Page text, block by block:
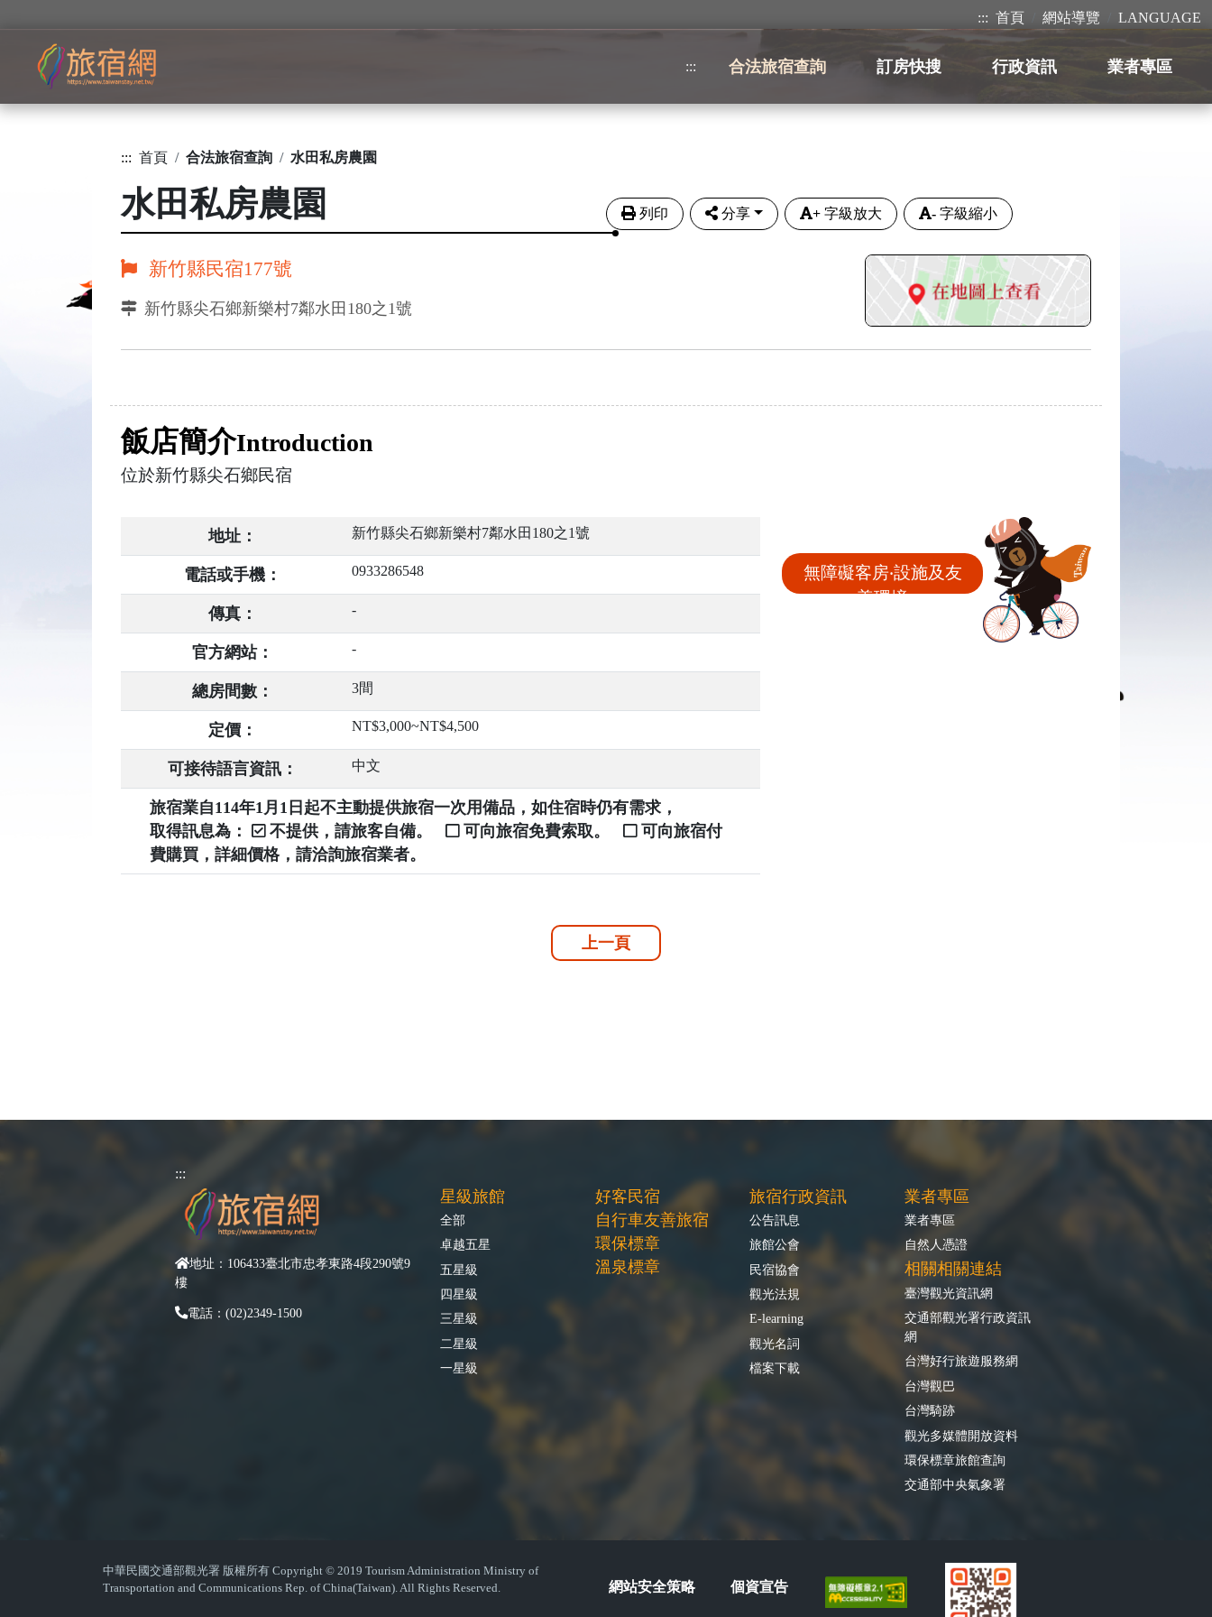
::: 首頁 網站導覽 LANGUAGE
::: 合法旅宿查詢 訂房快搜 行政資訊 業者專區
::: 首頁 合法旅宿查詢 水田私房農園
水田私房農園 列印 分享 + 字級放大 - 字級縮小
新竹縣民宿177號
新竹縣尖石鄉新樂村7鄰水田180之1號
飯店簡介Introduction
位於新竹縣尖石鄉民宿
地址： 新竹縣尖石鄉新樂村7鄰水田180之1號
電話或手機： 0933286548
傳真： -
官方網站： -
總房間數： 3間
定價： NT$3,000~NT$4,500
可接待語言資訊： 中文
旅宿業自114年1月1日起不主動提供旅宿一次用備品，如住宿時仍有需求，
取得訊息為：
不提供，請旅客自備。 可向旅宿免費索取。
可向旅宿付
費購買，詳細價格，請洽詢旅宿業者。
無障礙客房‧設施及友
善環境
上一頁
:::
地址：106433臺北市忠孝東路4段290號9
樓
電話：(02)2349-1500
星級旅館
全部
卓越五星
五星級
四星級
三星級
二星級
一星級
好客民宿
自行車友善旅宿
環保標章
溫泉標章
旅宿行政資訊
公告訊息
旅館公會
民宿協會
觀光法規
E-learning
觀光名詞
檔案下載
業者專區
業者專區
自然人憑證
相關相關連結
臺灣觀光資訊網
交通部觀光署行政資訊
網
台灣好行旅遊服務網
台灣觀巴
台灣騎跡
觀光多媒體開放資料
環保標章旅館查詢
交通部中央氣象署
中華民國交通部觀光署 版權所有 Copyright © 2019 Tourism Administration Ministry of
Transportation and Communications Rep. of China(Taiwan). All Rights Reserved.
網站安全策略 個資宣告